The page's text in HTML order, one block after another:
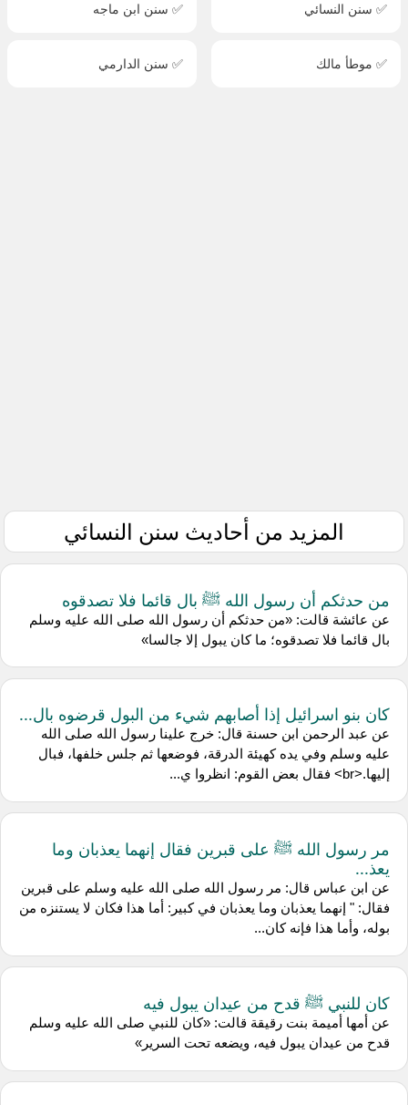
✅ سنن النسائي ✅ سنن ابن ماجه
✅ موطأ مالك ✅ سنن الدارمي
المزيد من أحاديث سنن النسائي
من حدثكم أن رسول الله ﷺ بال قائما فلا تصدقوه
عن عائشة قالت: «من حدثكم أن رسول الله صلى الله عليه وسلم
بال قائما فلا تصدقوه؛ ما كان يبول إلا جالسا»
كان بنو اسرائيل إذا أصابهم شيء من البول قرضوه بال...
عن عبد الرحمن ابن حسنة قال: خرج علينا رسول الله صلى الله
عليه وسلم وفي يده كهيئة الدرقة، فوضعها ثم جلس خلفها، فبال
إليها.<br> فقال بعض القوم: انظروا ي...
مر رسول الله ﷺ على قبرين فقال إنهما يعذبان وما
يعذ...
عن ابن عباس قال: مر رسول الله صلى الله عليه وسلم على قبرين
فقال: " إنهما يعذبان وما يعذبان في كبير: أما هذا فكان لا يستنزه من
بوله، وأما هذا فإنه كان...
كان للنبي ﷺ قدح من عيدان يبول فيه
عن أمها أميمة بنت رقيقة قالت: «كان للنبي صلى الله عليه وسلم
قدح من عيدان يبول فيه، ويضعه تحت السرير»